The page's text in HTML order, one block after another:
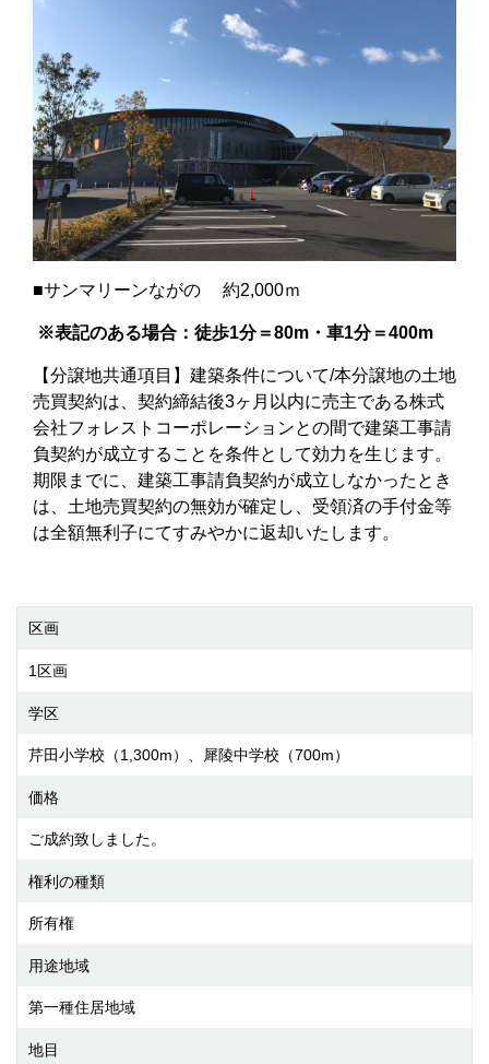
■サンマリーンながの 約2,000ｍ
※表記のある場合：徒歩1分＝80m ・車1分＝400m
【分譲地共通項目】建築条件について/本分譲地の土地
売買契約は、契約締結後3ヶ月以内に売主である株式
会社フォレストコーポレーションとの間で建築工事請
負契約が成立することを条件として効力を生じます。
期限までに、建築工事請負契約が成立しなかったとき
は、土地売買契約の無効が確定し、受領済の手付金等
は全額無利子にてすみやかに返却いたします。
区画
1区画
学区
芹田小学校（1,300m）、犀陵中学校（700m）
価格
ご成約致しました。
権利の種類
所有権
用途地域
第一種住居地域
地目